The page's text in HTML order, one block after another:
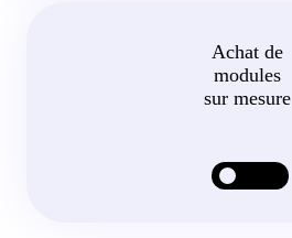
Achat de
modules
sur mesure